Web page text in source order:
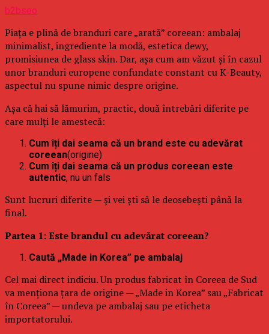
b2bseo
Piața e plină de branduri care „arată” coreean: ambalaj
minimalist, ingrediente la modă, estetica dewy,
promisiunea de glass skin. Dar, așa cum am văzut și în cazul
unor branduri europene confundate constant cu K-Beauty,
aspectul nu spune nimic despre origine.
Așa că hai să lămurim, practic, două întrebări diferite pe
care mulți le amestecă:
Cum îți dai seama că un brand este cu adevărat
coreean(origine)
Cum îți dai seama că un produs coreean este
autentic, nu un fals
Sunt lucruri diferite — și vei ști să le deosebești până la
final.
Partea 1: Este brandul cu adevărat coreean?
Caută „Made in Korea” pe ambalaj
Cel mai direct indiciu. Un produs fabricat în Coreea de Sud
va menționa țara de origine — „Made in Korea” sau „Fabricat
în Coreea” — undeva pe ambalaj sau pe eticheta
importatorului.